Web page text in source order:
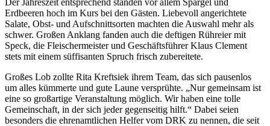
Der Jahreszeit entsprechend standen vor allem Spargel und
Erdbeeren hoch im Kurs bei den Gästen. Liebevoll angerichtete
Salate, Obst- und Aufschnittsorten machten die Auswahl mehr als
schwer. Großen Anklang fanden auch die deftigen Rühreier mit
Speck, die Fleischermeister und Geschäftsführer Klaus Clement
stets mit einem süffisanten Spruch frisch zubereitete.
Großes Lob zollte Rita Kreftsiek ihrem Team, das sich pausenlos
um alles kümmerte und gute Laune versprühte. „Nur gemeinsam ist
eine so großartige Veranstaltung möglich. Wir haben eine tolle
Gemeinschaft, in der sich jeder gegenseitig hilft.“ Dabei seien
besonders die ehrenamtlichen Helfer vom DRK zu nennen, die seit